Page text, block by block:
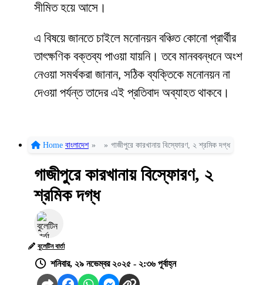
সীমিত হয়ে আসে।
এ বিষয়ে জানতে চাইলে মনোনয়ন বঞ্চিত কোনো প্রার্থীর
তাৎক্ষণিক বক্তব্য পাওয়া যায়নি। তবে মানববন্ধনে অংশ
নেওয়া সমর্থকরা জানান, সঠিক ব্যক্তিকে মনোনয়ন না
দেওয়া পর্যন্ত তাদের এই প্রতিবাদ অব্যাহত থাকবে।
Home বাংলাদেশ » » গাজীপুরে কারখানায় বিস্ফোরণ, ২ শ্রমিক দগ্ধ
গাজীপুরে কারখানায় বিস্ফোরণ, ২
শ্রমিক দগ্ধ
বুলেটিন বার্তা
শনিবার, ২৯ নভেম্বর ২০২৫ - ২:৩৬ পূর্বাহ্ন